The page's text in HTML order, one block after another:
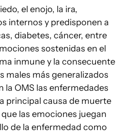
el enojo, la ira,
internos y predisponen a
diabetes, cáncer, entre
sostenidas en el
inmune y la consecuente
males más generalizados
la OMS las enfermedades
principal causa de muerte
las emociones juegan
de la enfermedad como